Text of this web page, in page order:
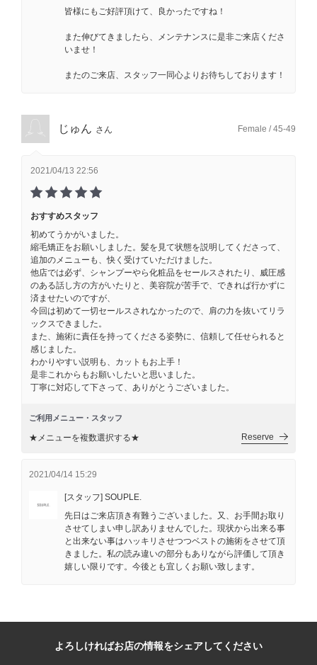
皆様にもご好評頂けて、良かったですね！
また伸びてきましたら、メンテナンスに是非ご来店くださ
いませ！
またのご来店、スタッフ一同心よりお待ちしております！
じゅん さん Female / 45-49
2021/04/13 22:56
おすすめスタッフ
初めてうかがいました。
縮毛矯正をお願いしました。髪を見て状態を説明してくださって、
追加のメニューも、快く受けていただけました。
他店では必ず、シャンプーやら化粧品をセールスされたり、威圧感
のある話し方の方がいたりと、美容院が苦手で、できれば行かずに
済ませたいのですが、
今回は初めて一切セールスされなかったので、肩の力を抜いてリラ
ックスできました。
また、施術に責任を持ってくださる姿勢に、信頼して任せられると
感じました。
わかりやすい説明も、カットもお上手！
是非これからもお願いしたいと思いました。
丁寧に対応して下さって、ありがとうございました。
ご利用メニュー・スタッフ
★メニューを複数選択する★ Reserve
2021/04/14 15:29
[スタッフ] SOUPLE.
先日はご来店頂き有難うございました。又、お手間お取り
させてしまい申し訳ありませんでした。現状から出来る事
と出来ない事はハッキリさせつつベストの施術をさせて頂
きました。私の読み違いの部分もありながら評価して頂き
嬉しい限りです。今後とも宜しくお願い致します。
よろしければお店の情報をシェアしてください